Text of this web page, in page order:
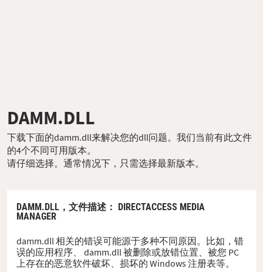
DAMM.DLL
下载下面的damm.dll来解决您的dll问题。我们当前有此文件
的4个不同可用版本。
请仔细选择。通常情况下，只需选择最新版本。
DAMM.DLL， 文件描述 ： DIRECTACCESS MEDIA
MANAGER
damm.dll 相关的错误可能源于多种不同原因。比如，错
误的应用程序、 damm.dll 被删除或放错位置、被您 PC
上存在的恶意软件破坏、损坏的 Windows 注册表等。